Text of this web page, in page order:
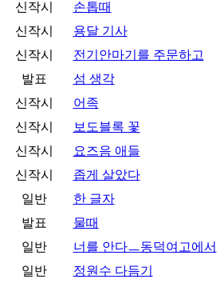
신작시
손톱때
신작시
용달 기사
신작시
전기안마기를 주문하고
발표
섬 생각
신작시
어족
신작시
보도블록 꽃
신작시
요즈음 애들
신작시
좁게 살았다
일반
한 글자
발표
물때
일반
너를 안다ㅡ동덕여고에서
일반
정원수 다듬기